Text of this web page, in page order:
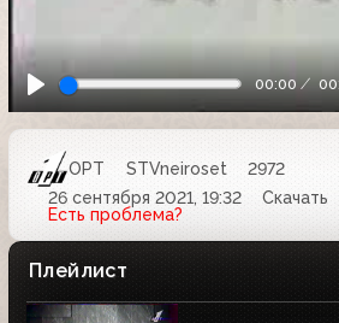
00:00
ОРТ STVneiroset
2972
26 сентября 2021, 19:32
Скачать
Есть проблема?
Плейлист